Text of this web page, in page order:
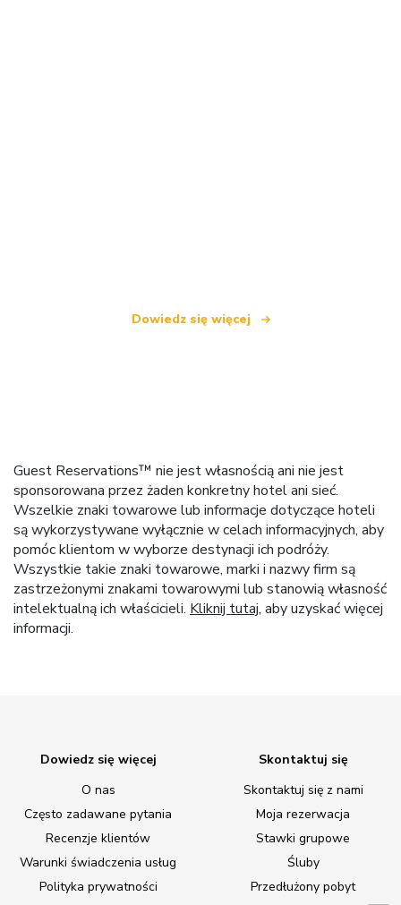
Dowiedz się więcej
Guest Reservations™ nie jest własnością ani nie jest
sponsorowana przez żaden konkretny hotel ani sieć.
Wszelkie znaki towarowe lub informacje dotyczące hoteli
są wykorzystywane wyłącznie w celach informacyjnych, aby
pomóc klientom w wyborze destynacji ich podróży.
Wszystkie takie znaki towarowe, marki i nazwy firm są
zastrzeżonymi znakami towarowymi lub stanowią własność
intelektualną ich właścicieli. Kliknij tutaj, aby uzyskać więcej
informacji.
Dowiedz się więcej
O nas
Często zadawane pytania
Recenzje klientów
Warunki świadczenia usług
Polityka prywatności
Skontaktuj się
Skontaktuj się z nami
Moja rezerwacja
Stawki grupowe
Śluby
Przedłużony pobyt